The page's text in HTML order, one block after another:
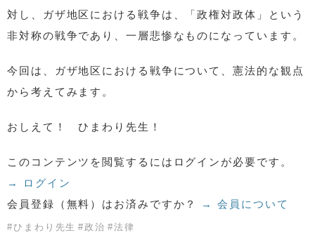
対し、ガザ地区における戦争は、「政権対政体」という
非対称の戦争であり、一層悲惨なものになっています。
今回は、ガザ地区における戦争について、憲法的な観点
から考えてみます。
おしえて！ ひまわり先生！
このコンテンツを閲覧するにはログインが必要です。
→ ログイン
会員登録（無料）はお済みですか？
→ 会員について
#ひまわり先生 #政治 #法律